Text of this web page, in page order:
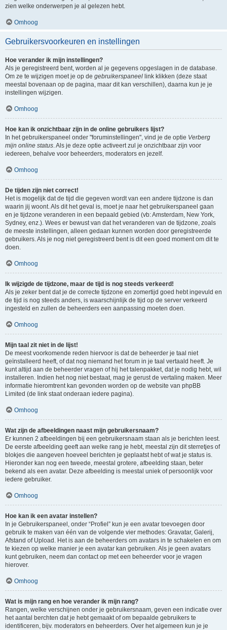
zien welke onderwerpen je al gelezen hebt.
Omhoog
Gebruikersvoorkeuren en instellingen
Hoe verander ik mijn instellingen?
Als je geregistreerd bent, worden al je gegevens opgeslagen in de database.
Om ze te wijzigen moet je op de gebruikerspaneel link klikken (deze staat
meestal bovenaan op de pagina, maar dit kan verschillen), daarna kun je je
instellingen wijzigen.
Omhoog
Hoe kan ik onzichtbaar zijn in de online gebruikers lijst?
In het gebruikerspaneel onder "foruminstellingen", vind je de optie Verberg
mijn online status. Als je deze optie activeert zul je onzichtbaar zijn voor
iedereen, behalve voor beheerders, moderators en jezelf.
Omhoog
De tijden zijn niet correct!
Het is mogelijk dat de tijd die gegeven wordt van een andere tijdzone is dan
waarin jij woont. Als dit het geval is, moet je naar het gebruikerspaneel gaan
en je tijdzone veranderen in een bepaald gebied (vb: Amsterdam, New York,
Sydney, enz.). Wees er bewust van dat het veranderen van de tijdzone, zoals
de meeste instellingen, alleen gedaan kunnen worden door geregistreerde
gebruikers. Als je nog niet geregistreerd bent is dit een goed moment om dit te
doen.
Omhoog
Ik wijzigde de tijdzone, maar de tijd is nog steeds verkeerd!
Als je zeker bent dat je de correcte tijdzone en zomertijd goed hebt ingevuld en
de tijd is nog steeds anders, is waarschijnlijk de tijd op de server verkeerd
ingesteld en zullen de beheerders een aanpassing moeten doen.
Omhoog
Mijn taal zit niet in de lijst!
De meest voorkomende reden hiervoor is dat de beheerder je taal niet
geïnstalleerd heeft, of dat nog niemand het forum in je taal vertaald heeft. Je
kunt altijd aan de beheerder vragen of hij het talenpakket, dat je nodig hebt, wil
installeren. Indien het nog niet bestaat, mag je gerust de vertaling maken. Meer
informatie hieromtrent kan gevonden worden op de website van phpBB
Limited (de link staat onderaan iedere pagina).
Omhoog
Wat zijn de afbeeldingen naast mijn gebruikersnaam?
Er kunnen 2 afbeeldingen bij een gebruikersnaam staan als je berichten leest.
De eerste afbeelding geeft aan welke rang je hebt, meestal zijn dit sterretjes of
blokjes die aangeven hoeveel berichten je geplaatst hebt of wat je status is.
Hieronder kan nog een tweede, meestal grotere, afbeelding staan, beter
bekend als een avatar. Deze afbeelding is meestal uniek of persoonlijk voor
iedere gebruiker.
Omhoog
Hoe kan ik een avatar instellen?
In je Gebruikerspaneel, onder “Profiel” kun je een avatar toevoegen door
gebruik te maken van één van de volgende vier methodes: Gravatar, Galerij,
Afstand of Upload. Het is aan de beheerders om avatars in te schakelen en om
te kiezen op welke manier je een avatar kan gebruiken. Als je geen avatars
kunt gebruiken, neem dan contact op met een beheerder voor je vragen
hierover.
Omhoog
Wat is mijn rang en hoe verander ik mijn rang?
Rangen, welke verschijnen onder je gebruikersnaam, geven een indicatie over
het aantal berchten dat je hebt gemaakt of om bepaalde gebruikers te
identificeren, bijv. moderators en beheerders. Over het algemeen kun je je